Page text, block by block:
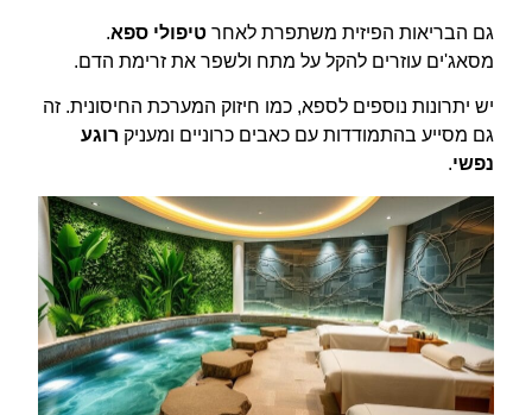
גם הבריאות הפיזית משתפרת לאחר טיפולי ספא.
מסאג'ים עוזרים להקל על מתח ולשפר את זרימת הדם.
יש יתרונות נוספים לספא, כמו חיזוק המערכת החיסונית. זה
גם מסייע בהתמודדות עם כאבים כרוניים ומעניק רוגע
נפשי.